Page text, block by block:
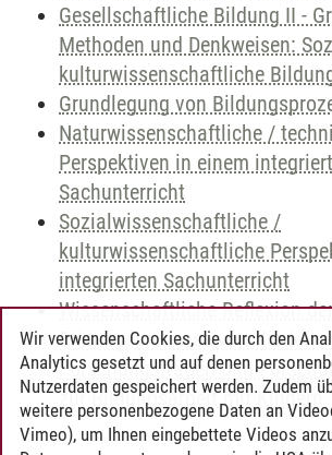
Gesellschaftliche Bildung II -
Methoden und Denkweisen:
kulturwissenschaftliche
Grundlegung von
Naturwissenschaftliche /
Perspektiven in einem
Sachunterricht
Sozialwissenschaftliche /
kulturwissenschaftliche
integrierten Sachunterricht
Wissenschaftliche Reflexion
Bildungsprozesse von Kindern -
Forschungsfragen und
zur Bildungsarbeit mit Kindern
Wir verwenden Cookies, die durch den
Analytics gesetzt und auf denen
Nutzerdaten gespeichert werden. Zudem
weitere personenbezogene Daten an
Vimeo), um Ihnen eingebettete Videos